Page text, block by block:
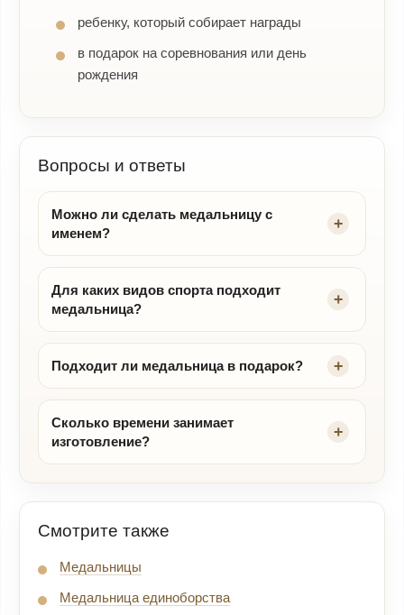
ребенку, который собирает награды
в подарок на соревнования или день
рождения
Вопросы и ответы
Можно ли сделать медальницу с
именем?
Для каких видов спорта подходит
медальница?
Подходит ли медальница в подарок?
Сколько времени занимает
изготовление?
Смотрите также
Медальницы
Медальница единоборства